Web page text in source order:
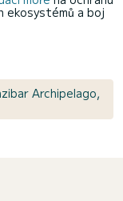
ekosystémů a boj
Archipelago,